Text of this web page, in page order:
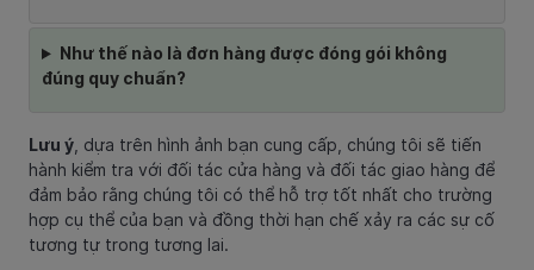
Như thế nào là đơn hàng được đóng gói không
đúng quy chuẩn?
Lưu ý , dựa trên hình ảnh bạn cung cấp, chúng tôi sẽ tiến
hành kiểm tra với đối tác cửa hàng và đối tác giao hàng để
đảm bảo rằng chúng tôi có thể hỗ trợ tốt nhất cho trường
hợp cụ thể của bạn và đồng thời hạn chế xảy ra các sự cố
tương tự trong tương lai.